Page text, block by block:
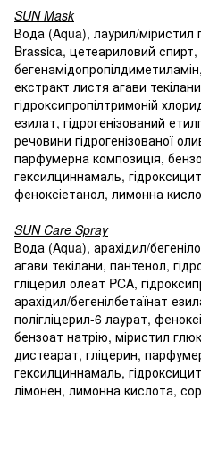
SUN Mask
Вода (Aqua), лаурил/міристил
Brassica, цетеариловий спирт,
екстракт листя агави
гідроксипропілтримоній
езилат, гідрогенізований
речовини гідрогенізованої
парфумерна композиція,
гексилциннамаль,
феноксіетанол, лимонна
SUN Care Spray
Вода (Aqua), арахідил/
агави текілани, пантенол,
гліцерил олеат PCA,
арахідил/бегенілбетаїнат
полігліцерил-6 лаурат,
бензоат натрію, міристил
дистеарат, гліцерин,
гексилциннамаль,
лімонен, лимонна кислота,